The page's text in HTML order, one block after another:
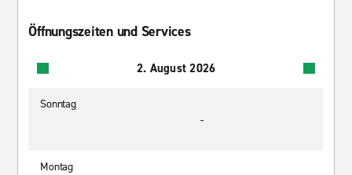
Öffnungszeiten und Services
2. August 2026
Sonntag
-
Montag